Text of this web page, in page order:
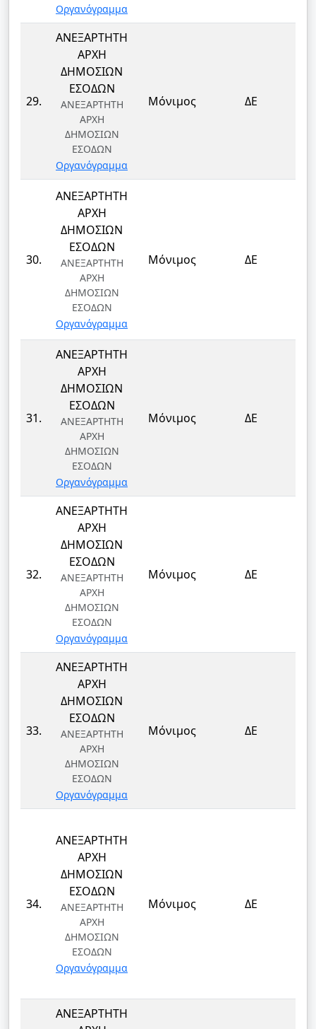
Οργανόγραμμα
29.
ΑΝΕΞΑΡΤΗΤΗ
ΑΡΧΗ
ΔΗΜΟΣΙΩΝ
ΕΣΟΔΩΝ
ΑΝΕΞΑΡΤΗΤΗ
ΑΡΧΗ
ΔΗΜΟΣΙΩΝ
ΕΣΟΔΩΝ
Οργανόγραμμα
Μόνιμος ΔΕ
30.
ΑΝΕΞΑΡΤΗΤΗ
ΑΡΧΗ
ΔΗΜΟΣΙΩΝ
ΕΣΟΔΩΝ
ΑΝΕΞΑΡΤΗΤΗ
ΑΡΧΗ
ΔΗΜΟΣΙΩΝ
ΕΣΟΔΩΝ
Οργανόγραμμα
Μόνιμος ΔΕ
31.
ΑΝΕΞΑΡΤΗΤΗ
ΑΡΧΗ
ΔΗΜΟΣΙΩΝ
ΕΣΟΔΩΝ
ΑΝΕΞΑΡΤΗΤΗ
ΑΡΧΗ
ΔΗΜΟΣΙΩΝ
ΕΣΟΔΩΝ
Οργανόγραμμα
Μόνιμος ΔΕ
32.
ΑΝΕΞΑΡΤΗΤΗ
ΑΡΧΗ
ΔΗΜΟΣΙΩΝ
ΕΣΟΔΩΝ
ΑΝΕΞΑΡΤΗΤΗ
ΑΡΧΗ
ΔΗΜΟΣΙΩΝ
ΕΣΟΔΩΝ
Οργανόγραμμα
Μόνιμος ΔΕ
33.
ΑΝΕΞΑΡΤΗΤΗ
ΑΡΧΗ
ΔΗΜΟΣΙΩΝ
ΕΣΟΔΩΝ
ΑΝΕΞΑΡΤΗΤΗ
ΑΡΧΗ
ΔΗΜΟΣΙΩΝ
ΕΣΟΔΩΝ
Οργανόγραμμα
Μόνιμος ΔΕ
34.
ΑΝΕΞΑΡΤΗΤΗ
ΑΡΧΗ
ΔΗΜΟΣΙΩΝ
ΕΣΟΔΩΝ
ΑΝΕΞΑΡΤΗΤΗ
ΑΡΧΗ
ΔΗΜΟΣΙΩΝ
ΕΣΟΔΩΝ
Οργανόγραμμα
Μόνιμος ΔΕ
ΑΝΕΞΑΡΤΗΤΗ